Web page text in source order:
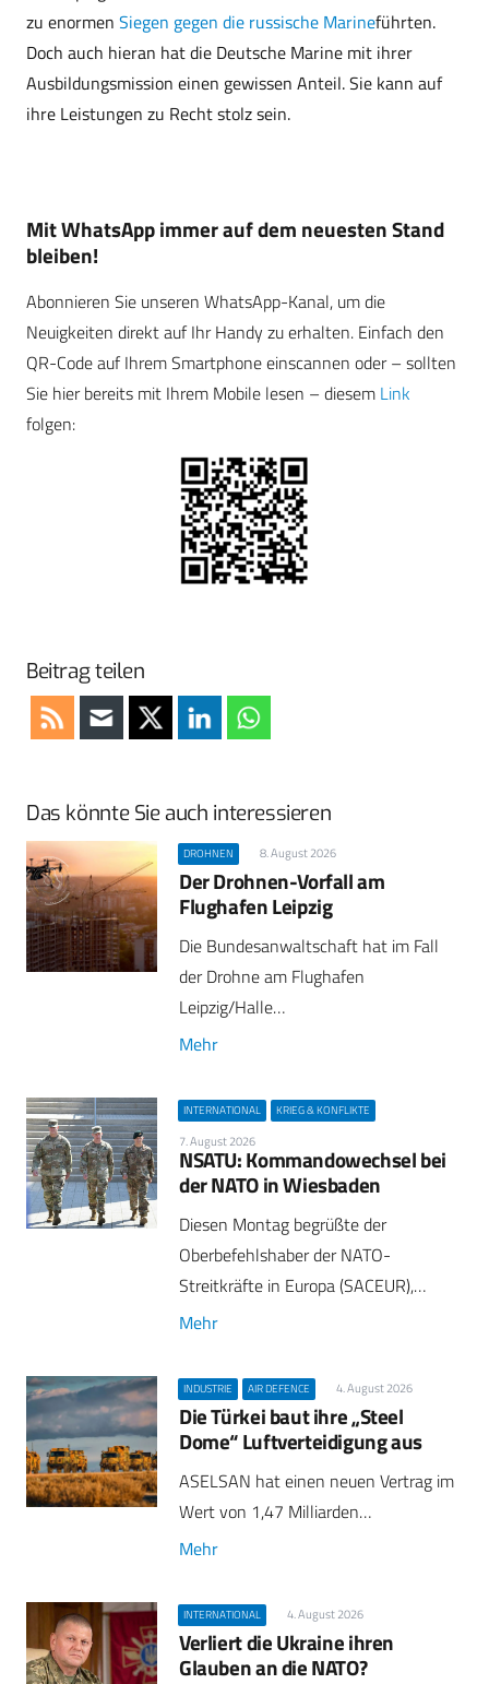
zu enormen Siegen gegen die russische Marineführten.
Doch auch hieran hat die Deutsche Marine mit ihrer
Ausbildungsmission einen gewissen Anteil. Sie kann auf
ihre Leistungen zu Recht stolz sein.
Mit WhatsApp immer auf dem neuesten Stand
bleiben!
Abonnieren Sie unseren WhatsApp-Kanal, um die
Neuigkeiten direkt auf Ihr Handy zu erhalten. Einfach den
QR-Code auf Ihrem Smartphone einscannen oder – sollten
Sie hier bereits mit Ihrem Mobile lesen – diesem Link
folgen:
Beitrag teilen
Das könnte Sie auch interessieren
DROHNEN 8. August 2026
Der Drohnen-Vorfall am
Flughafen Leipzig
Die Bundesanwaltschaft hat im Fall
der Drohne am Flughafen
Leipzig/Halle…
Mehr
INTERNATIONAL KRIEG & KONFLIKTE
7. August 2026
NSATU: Kommandowechsel bei
der NATO in Wiesbaden
Diesen Montag begrüßte der
Oberbefehlshaber der NATO-
Streitkräfte in Europa (SACEUR),…
Mehr
INDUSTRIE AIR DEFENCE 4. August 2026
Die Türkei baut ihre „Steel
Dome“ Luftverteidigung aus
ASELSAN hat einen neuen Vertrag im
Wert von 1,47 Milliarden…
Mehr
INTERNATIONAL 4. August 2026
Verliert die Ukraine ihren
Glauben an die NATO?